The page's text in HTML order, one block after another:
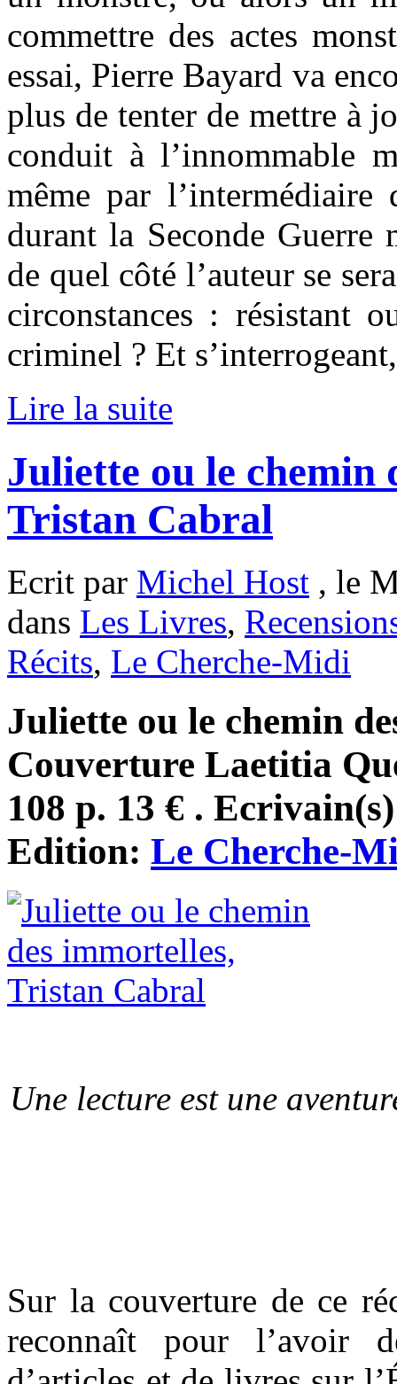
commettre des actes
essai, Pierre Bayard va
plus de tenter de mettre à
conduit à l’innommable
même par l’intermédiaire
durant la Seconde
de quel côté l’auteur se
circonstances : résistant
criminel ? Et
Lire la suite
Juliette ou le chemin
Tristan Cabral
Ecrit par Michel Host , le
dans Les Livres,
Récits, Le Cherche-Midi
Juliette ou le chemin
Couverture Laetitia
108 p. 13 € .
Edition: Le Cherche-
Une lecture est une
Sur la couverture de ce
reconnaît pour l’avoir